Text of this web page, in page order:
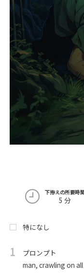
下拵えの所要時
5 分
特になし
1
プロンプト
man, crawling on